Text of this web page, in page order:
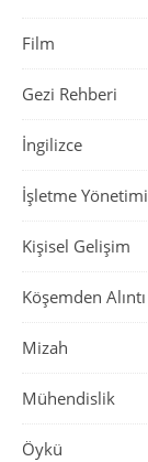
Film
Gezi Rehberi
İngilizce
İşletme Yönetimi
Kişisel Gelişim
Köşemden Alıntı
Mizah
Mühendislik
Öykü